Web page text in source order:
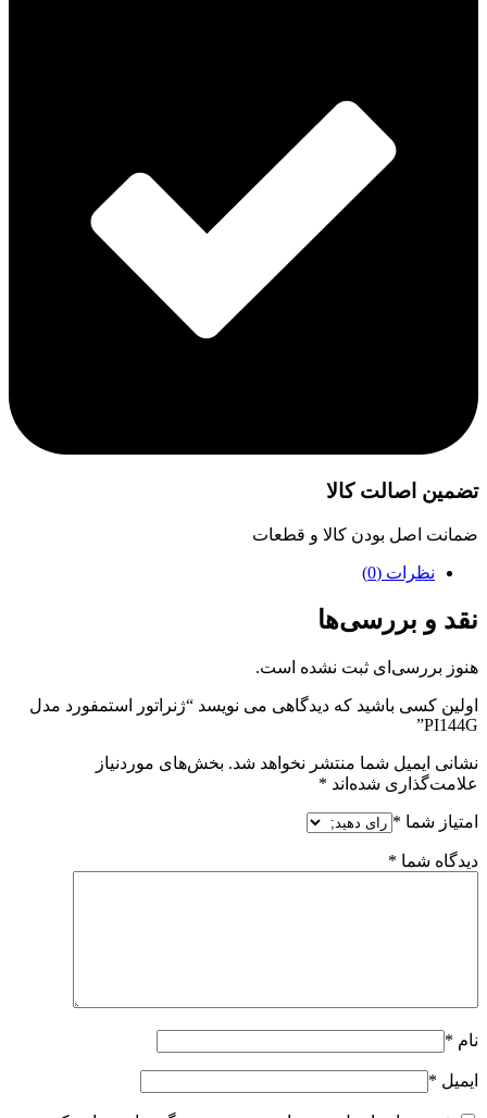
تضمین اصالت کالا
ضمانت اصل بودن کالا و قطعات
نظرات (0)
نقد و بررسی‌ها
هنوز بررسی‌ای ثبت نشده است.
اولین کسی باشید که دیدگاهی می نویسد “ژنراتور استمفورد مدل
PI144G”
نشانی ایمیل شما منتشر نخواهد شد. بخش‌های موردنیاز
علامت‌گذاری شده‌اند *
امتیاز شما *
دیدگاه شما *
نام *
ایمیل *